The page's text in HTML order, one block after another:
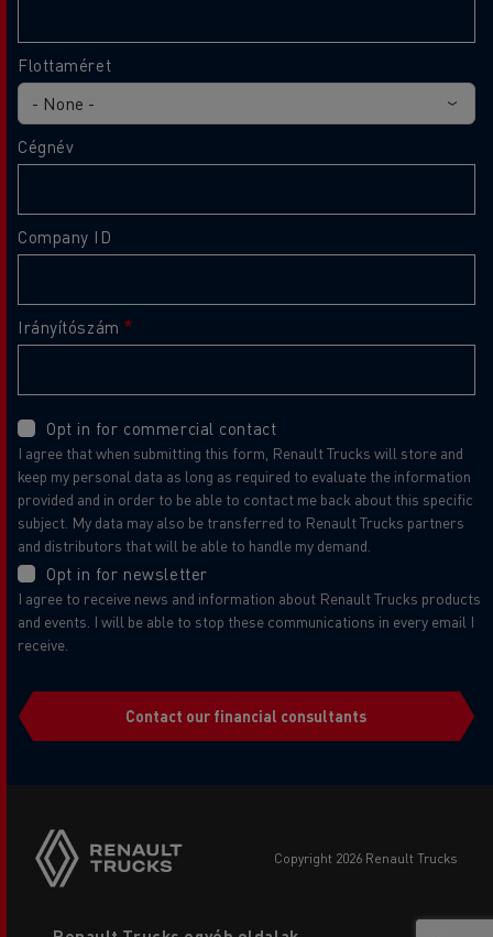
Flottaméret
Cégnév
Company ID
Irányítószám
Opt in for commercial contact
I agree that when submitting this form, Renault Trucks will store and
keep my personal data as long as required to evaluate the information
provided and in order to be able to contact me back about this specific
subject. My data may also be transferred to Renault Trucks partners
and distributors that will be able to handle my demand.
Opt in for newsletter
I agree to receive news and information about Renault Trucks products
and events. I will be able to stop these communications in every email I
receive.
Contact our financial consultants
copyright 2026 Renault Trucks